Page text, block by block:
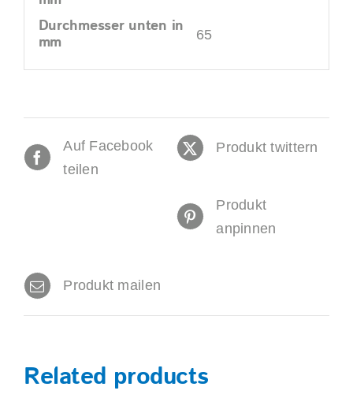
Durchmesser unten in
mm
65
Auf Facebook
teilen
Produkt twittern
Produkt
anpinnen
Produkt mailen
Related products